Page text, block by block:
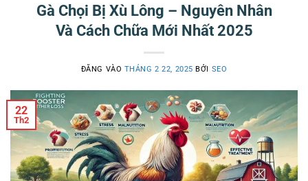
Gà Chọi Bị Xù Lông – Nguyên Nhân
Và Cách Chữa Mới Nhất 2025
ĐĂNG VÀO THÁNG 2 22, 2025 BỞI SEO
22
Th2